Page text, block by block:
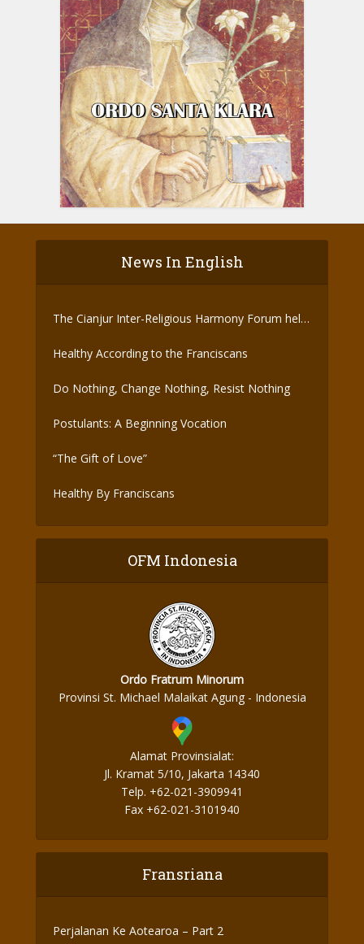
News In English
The Cianjur Inter-Religious Harmony Forum held
Healthy According to the Franciscans
Do Nothing, Change Nothing, Resist Nothing
Postulants: A Beginning Vocation
“The Gift of Love”
Healthy By Franciscans
OFM Indonesia
Ordo Fratrum Minorum
Provinsi St. Michael Malaikat Agung - Indonesia
Alamat Provinsialat:
Jl. Kramat 5/10, Jakarta 14340
Telp. +62-021-3909941
Fax +62-021-3101940
Fransriana
Perjalanan Ke Aotearoa – Part 2